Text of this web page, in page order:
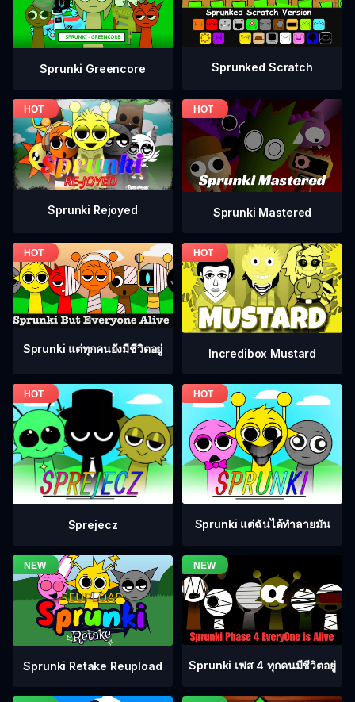
Sprunki Greencore Sprunked Scratch
Sprunki Rejoyed Sprunki Mastered
Sprunki แต่ทุกคนยังมีชีวิตอยู่ Incredibox Mustard
Sprejecz Sprunki แต่ฉันได้ทำลายมัน
Sprunki Retake Reupload Sprunki เฟส 4 ทุกคนมีชีวิตอยู่